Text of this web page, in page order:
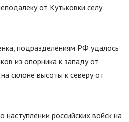
от Кутьковки селу
подразделениям РФ удалось
из опорника к западу от
склоне высоты к северу от
российских войск на